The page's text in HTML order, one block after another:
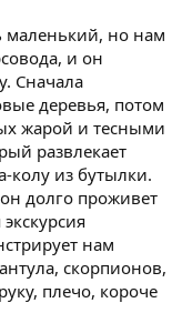
маленький, но нам
и он
Сначала
деревья, потом
жарой и тесными
развлекает
колу из бутылки.
долго проживет
нам
скорпионов,
плечо, короче